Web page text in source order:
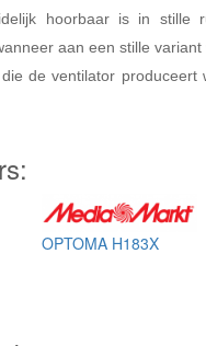
hoorbaar is in stille
aan een stille
de ventilator
OPTOMA H183X